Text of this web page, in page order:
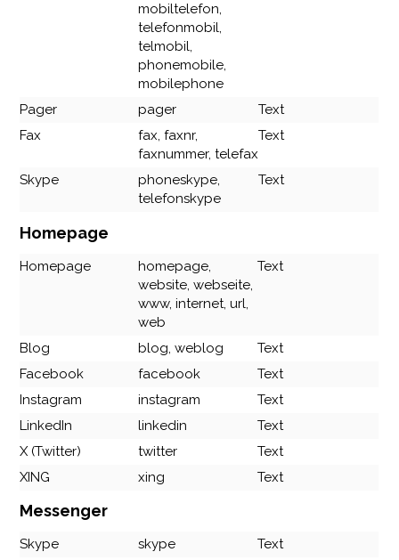
mobiltelefon,
telefonmobil,
telmobil,
phonemobile,
mobilephone
Pager pager
Text
Fax
fax, faxnr,
faxnummer, telefax
Text
Skype
phoneskype,
telefonskype
Text
Homepage
Homepage
homepage,
website, webseite,
www, internet, url,
web
Text
Blog blog, weblog
Text
Facebook
facebook
Text
Instagram
instagram
Text
LinkedIn
linkedin
Text
X (Twitter)
twitter
Text
XING
xing Text
Messenger
Skype skype
Text